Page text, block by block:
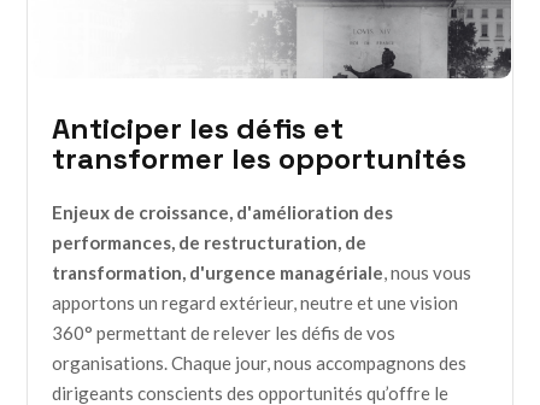
Anticiper les défis et
transformer les opportunités
Enjeux de croissance, d'amélioration des
performances, de restructuration, de
transformation, d'urgence managériale, nous vous
apportons un regard extérieur, neutre et une vision
360° permettant de relever les défis de vos
organisations. Chaque jour, nous accompagnons des
dirigeants conscients des opportunités qu’offre le